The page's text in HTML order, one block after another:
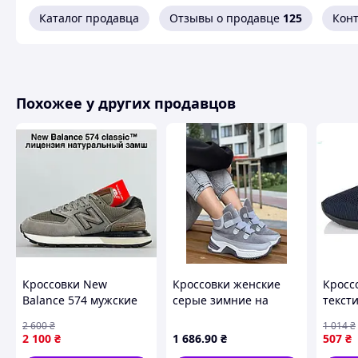
Размерная
45
🦶Как правильно измерить длину стопы:
1️| Поставь ногу на лист бумаги, пяткой к стене.
Каталог продавца Отзывы о продавце 125
Похожее у других продавцов
Кроссовки New
Balance 574 мужские
демисезонные
2 100 ₴
2 600₴
Кроссовки женские
серые зимние на
1 686.90 ₴
507 ₴
1 014₴